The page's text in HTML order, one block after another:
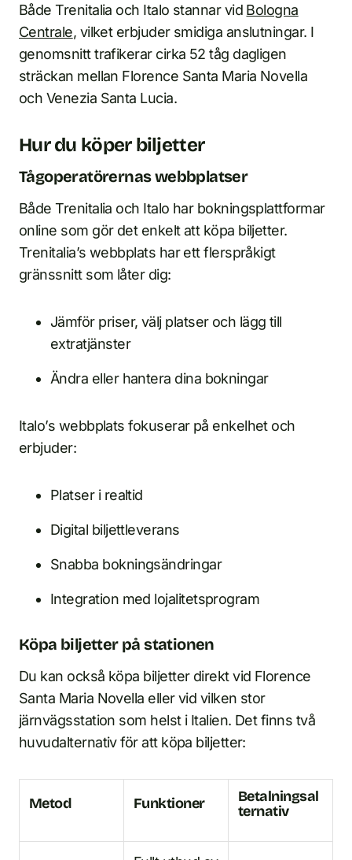
Både Trenitalia och Italo stannar vid Bologna
Centrale, vilket erbjuder smidiga anslutningar. I
genomsnitt trafikerar cirka 52 tåg dagligen
sträckan mellan Florence Santa Maria Novella
och Venezia Santa Lucia.
Hur du köper biljetter
Tågoperatörernas webbplatser
Både Trenitalia och Italo har bokningsplattformar
online som gör det enkelt att köpa biljetter.
Trenitalia’s webbplats har ett flerspråkigt
gränssnitt som låter dig:
Jämför priser, välj platser och lägg till
extratjänster
Ändra eller hantera dina bokningar
Italo’s webbplats fokuserar på enkelhet och
erbjuder:
Platser i realtid
Digital biljettleverans
Snabba bokningsändringar
Integration med lojalitetsprogram
Köpa biljetter på stationen
Du kan också köpa biljetter direkt vid Florence
Santa Maria Novella eller vid vilken stor
järnvägsstation som helst i Italien. Det finns två
huvudalternativ för att köpa biljetter:
Metod Funktioner
Betalningsal
ternativ